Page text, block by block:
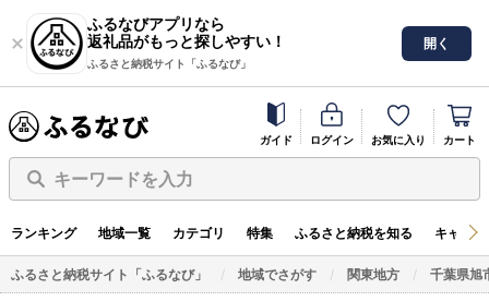
ふるなびアプリなら
返礼品がもっと探しやすい！
ふるさと納税サイト「ふるなび」
開く
ガイド ログイン お気に入り カート
キーワードを入力
ランキング 地域一覧 カテゴリ 特集 ふるさと納税を知る キャン
ふるさと納税サイト「ふるなび」 地域でさがす 関東地方 千葉県旭